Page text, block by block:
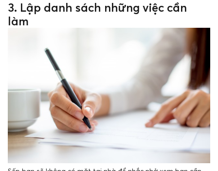
3. Lập danh sách những việc cần
làm